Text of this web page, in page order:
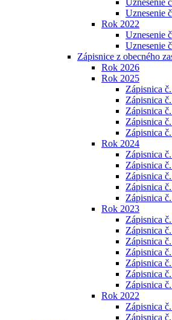
Uznesenie
Uznesenie
Rok 2022
Uznesenie
Uznesenie
Zápisnice z obecného
Rok 2026
Rok 2025
Zápisnica
Zápisnica
Zápisnica
Zápisnica
Zápisnica
Rok 2024
Zápisnica
Zápisnica č.
Zápisnica
Zápisnica
Zápisnica
Rok 2023
Zápisnica
Zápisnica
Zápisnica
Zápisnica
Zápisnica
Zápisnica
Zápisnica
Rok 2022
Zápisnica č.
Zápisnica